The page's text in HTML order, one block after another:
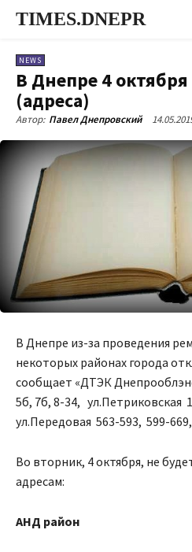
TIMES.DNEPR
NEWS
В Днепре 4
(адреса)
Автор: Павел Днепровский
В Днепре из-за проведения
некоторых районах города
сообщает «ДТЭК
5б, 7б, 8-34, ул.Петриковская
ул.Передовая 563-593, 599-
Во вторник, 4 октября, не
адресам:
АНД район